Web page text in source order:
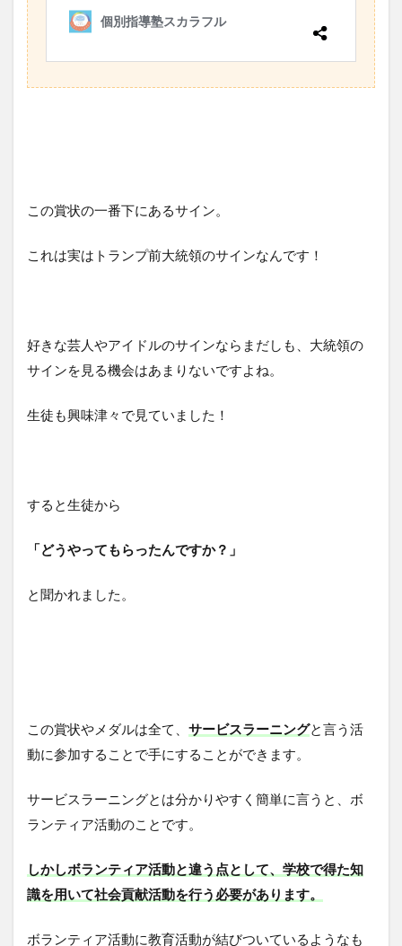
この賞状の一番下にあるサイン。
これは実はトランプ前大統領のサインなんです！
好きな芸人やアイドルのサインならまだしも、大統領の
サインを見る機会はあまりないですよね。
生徒も興味津々で見ていました！
すると生徒から
「どうやってもらったんですか？」
と聞かれました。
この賞状やメダルは全て、 サービスラーニングと言う活
動に参加することで手にすることができます。
サービスラーニングとは分かりやすく簡単に言うと、ボ
ランティア活動のことです。
しかしボランティア活動と違う点として、学校で得た知
識を用いて社会貢献活動を行う必要があります。
ボランティア活動に教育活動が結びついているようなも